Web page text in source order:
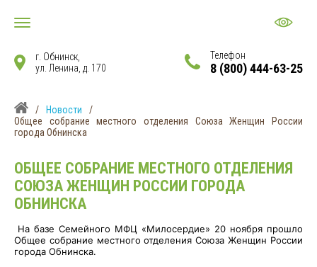
г. Обнинск,
ул. Ленина, д. 170
Телефон
8 (800) 444-63-25
/ Новости
/
Общее собрание местного отделения Союза Женщин России
города Обнинска
ОБЩЕЕ СОБРАНИЕ МЕСТНОГО ОТДЕЛЕНИЯ
СОЮЗА ЖЕНЩИН РОССИИ ГОРОДА
ОБНИНСКА
На базе Семейного МФЦ «Милосердие» 20 ноября прошло
Общее собрание местного отделения Союза Женщин России
города Обнинска.